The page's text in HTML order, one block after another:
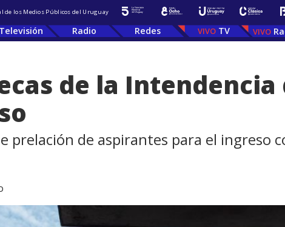
de los Medios Públicos del Uruguay
Televisión Radio Redes TV
de la
prelación de aspirantes para el ingreso